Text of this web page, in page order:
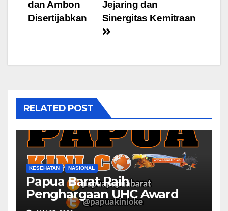
Jejaring dan
Sinergitas Kemitraan
dan Ambon
Disertijabkan
RELATED POST
KESEHATAN NASIONAL
Papua Barat Raih
Penghargaan UHC Award
BPJS Kesehatan